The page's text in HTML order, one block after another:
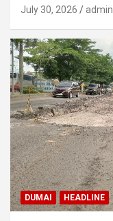
July 30, 2026 admin
DUMAI HEADLINE